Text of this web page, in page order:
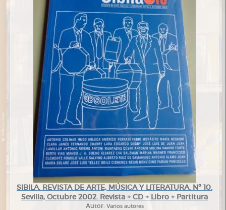
SIBILA. REVISTA DE ARTE, MÚSICA Y LITERATURA. Nº 10.
Sevilla, Octubre 2002. Revista + CD + Libro + Partitura
Autor: Varios autores